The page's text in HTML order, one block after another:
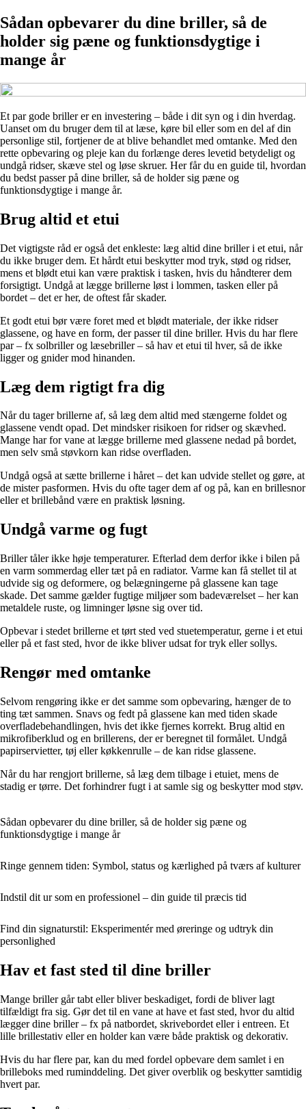
Sådan opbevarer du dine briller, så de
holder sig pæne og funktionsdygtige i
mange år
Et par gode briller er en investering – både i dit syn og i din hverdag.
Uanset om du bruger dem til at læse, køre bil eller som en del af din
personlige stil, fortjener de at blive behandlet med omtanke. Med den
rette opbevaring og pleje kan du forlænge deres levetid betydeligt og
undgå ridser, skæve stel og løse skruer. Her får du en guide til, hvordan
du bedst passer på dine briller, så de holder sig pæne og
funktionsdygtige i mange år.
Brug altid et etui
Det vigtigste råd er også det enkleste: læg altid dine briller i et etui, når
du ikke bruger dem. Et hårdt etui beskytter mod tryk, stød og ridser,
mens et blødt etui kan være praktisk i tasken, hvis du håndterer dem
forsigtigt. Undgå at lægge brillerne løst i lommen, tasken eller på
bordet – det er her, de oftest får skader.
Et godt etui bør være foret med et blødt materiale, der ikke ridser
glassene, og have en form, der passer til dine briller. Hvis du har flere
par – fx solbriller og læsebriller – så hav et etui til hver, så de ikke
ligger og gnider mod hinanden.
Læg dem rigtigt fra dig
Når du tager brillerne af, så læg dem altid med stængerne foldet og
glassene vendt opad. Det mindsker risikoen for ridser og skævhed.
Mange har for vane at lægge brillerne med glassene nedad på bordet,
men selv små støvkorn kan ridse overfladen.
Undgå også at sætte brillerne i håret – det kan udvide stellet og gøre, at
de mister pasformen. Hvis du ofte tager dem af og på, kan en brillesnor
eller et brillebånd være en praktisk løsning.
Undgå varme og fugt
Briller tåler ikke høje temperaturer. Efterlad dem derfor ikke i bilen på
en varm sommerdag eller tæt på en radiator. Varme kan få stellet til at
udvide sig og deformere, og belægningerne på glassene kan tage
skade. Det samme gælder fugtige miljøer som badeværelset – her kan
metaldele ruste, og limninger løsne sig over tid.
Opbevar i stedet brillerne et tørt sted ved stuetemperatur, gerne i et etui
eller på et fast sted, hvor de ikke bliver udsat for tryk eller sollys.
Rengør med omtanke
Selvom rengøring ikke er det samme som opbevaring, hænger de to
ting tæt sammen. Snavs og fedt på glassene kan med tiden skade
overfladebehandlingen, hvis det ikke fjernes korrekt. Brug altid en
mikrofiberklud og en brillerens, der er beregnet til formålet. Undgå
papirservietter, tøj eller køkkenrulle – de kan ridse glassene.
Når du har rengjort brillerne, så læg dem tilbage i etuiet, mens de
stadig er tørre. Det forhindrer fugt i at samle sig og beskytter mod støv.
Sådan opbevarer du dine briller, så de holder sig pæne og
funktionsdygtige i mange år
Ringe gennem tiden: Symbol, status og kærlighed på tværs af kulturer
Indstil dit ur som en professionel – din guide til præcis tid
Find din signaturstil: Eksperimentér med øreringe og udtryk din
personlighed
Hav et fast sted til dine briller
Mange briller går tabt eller bliver beskadiget, fordi de bliver lagt
tilfældigt fra sig. Gør det til en vane at have et fast sted, hvor du altid
lægger dine briller – fx på natbordet, skrivebordet eller i entreen. Et
lille brillestativ eller en holder kan være både praktisk og dekorativ.
Hvis du har flere par, kan du med fordel opbevare dem samlet i en
brilleboks med ruminddeling. Det giver overblik og beskytter samtidig
hvert par.